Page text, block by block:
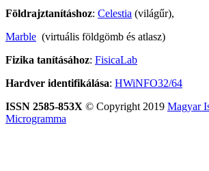
Földrajztanításhoz: Celestia (világűr),
Marble (virtuális földgömb és atlasz)
Fizika tanításához: FisicaLab
Hardver identifikálása: HWiNFO32/64
ISSN 2585-853X © Copyright 2019 Magyar
Microgramma